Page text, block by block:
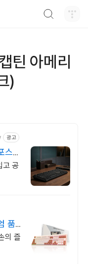
틴 아메리
)
광고
스
고 공
품
의 즐